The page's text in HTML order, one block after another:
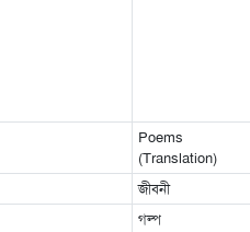
Poems
(Translation)
জীবনী
গল্প